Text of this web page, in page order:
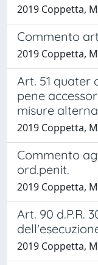
2019 Coppetta,
Commento
2019 Coppetta,
Art. 51 quater
pene
misure
2019 Coppetta,
Commento
ord.penit.
2019 Coppetta,
Art. 90 d.P.R.
2019 Coppetta,